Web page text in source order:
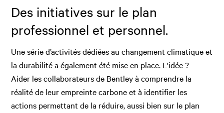
Des initiatives sur le plan
professionnel et personnel.
Une série d’activités dédiées au changement climatique et
la durabilité a également été mise en place. L'idée ?
Aider les collaborateurs de Bentley à comprendre la
réalité de leur empreinte carbone et à identifier les
actions permettant de la réduire, aussi bien sur le plan